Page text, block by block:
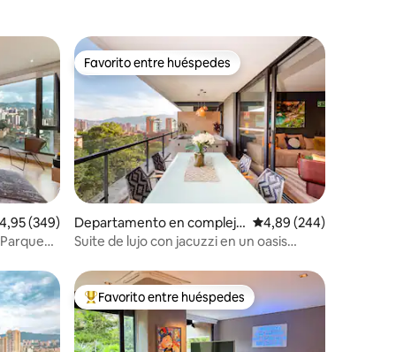
promedio: 4,95 de 5. 349 evaluaciones
4,95 (349)
Favorito entre huéspedes
Favorito entre huéspedes
Departamento en complejo
residencial en Medellín
Calificación promedio:
4,89 (244)
Suite de lujo con jacuzzi en un oasis
Favorito entre los huéspedes más destacados
Favorito entre huéspedes